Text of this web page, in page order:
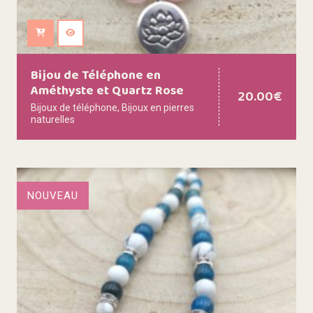
Ajouter au panier
Bijou de Téléphone en
Améthyste et Quartz Rose
Bijoux de téléphone, Bijoux en pierres
naturelles
20.00€
NOUVEAU